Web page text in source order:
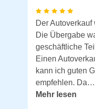
Der
Die Übergabe
geschäftliche
Einen
kann ich guten
empfehlen. Da…
Mehr lesen